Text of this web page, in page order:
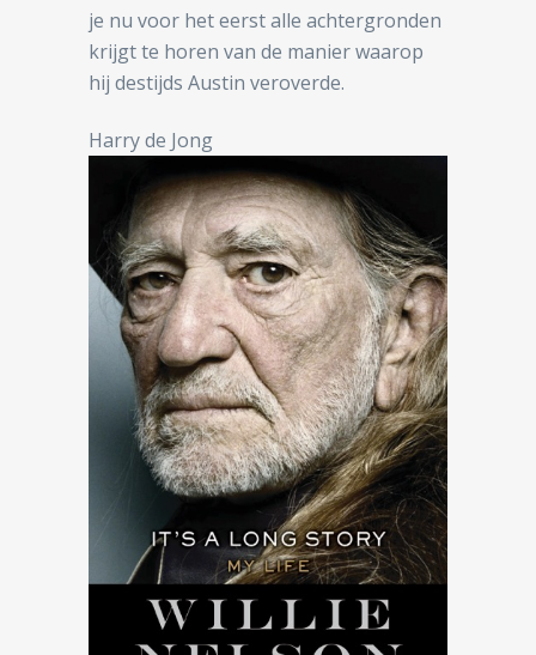
je nu voor het eerst alle achtergronden
krijgt te horen van de manier waarop
hij destijds Austin veroverde.
Harry de Jong